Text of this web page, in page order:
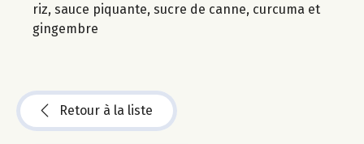
riz, sauce piquante, sucre de canne, curcuma et
gingembre
Retour à la liste